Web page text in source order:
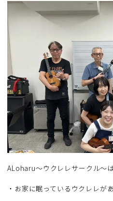
ALoharu～ウクレレサークル～
・お家に眠っているウクレレが